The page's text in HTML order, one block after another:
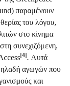
παραμένουν
του λόγου,
στο κίνημα
συνεχιζόμενη,
[4]. Αυτά
αγωγών που
και